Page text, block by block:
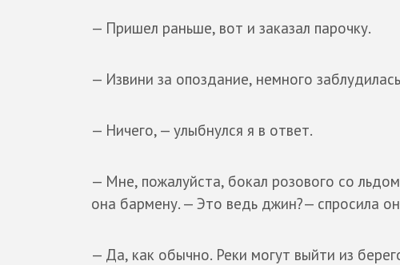
— Пришел раньше, вот и заказал парочку.
— Извини за опоздание, немного
— Ничего, — улыбнулся я в ответ.
— Мне, пожалуйста, бокал розового со
она бармену. — Это ведь джин?— спросила
— Да, как обычно. Реки могут выйти из